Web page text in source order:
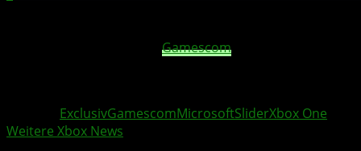
Gamescom
ExclusivGamescomMicrosoftSliderXbox One
Weitere Xbox News